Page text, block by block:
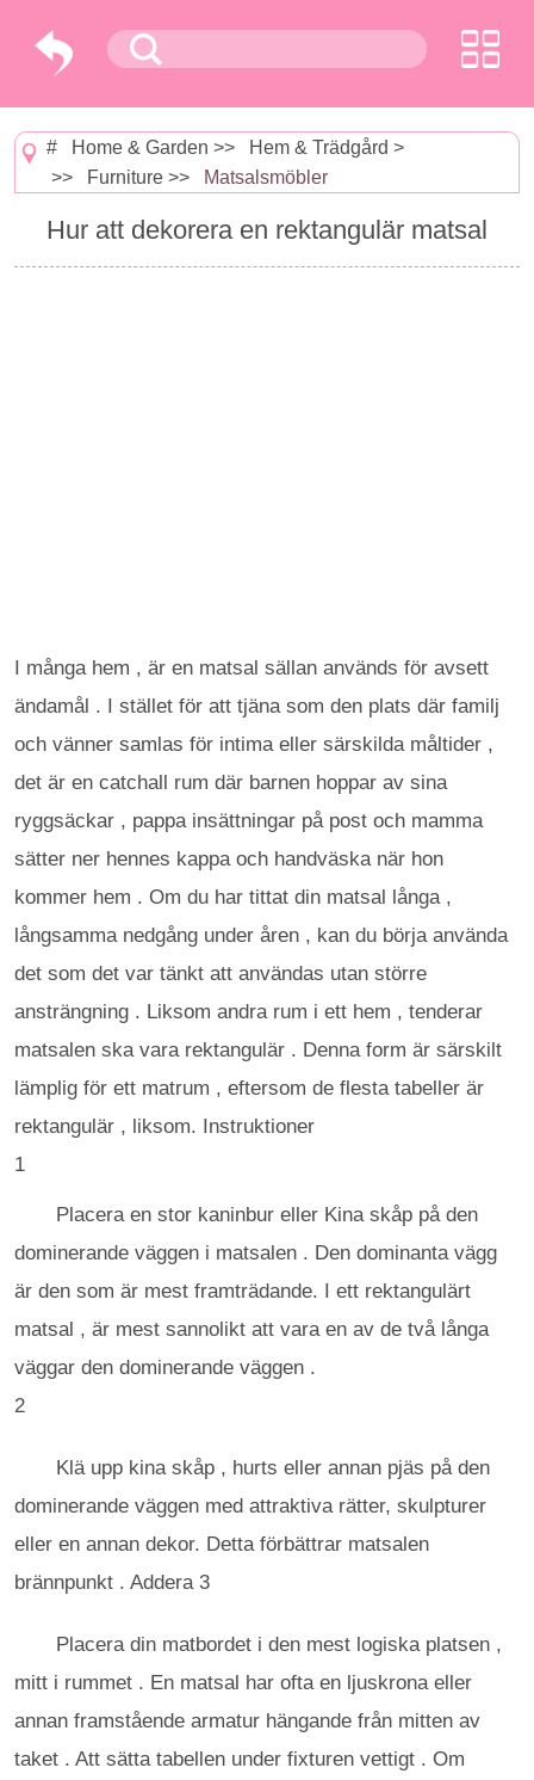
# Home & Garden >> Hem & Trädgård >
>>
Furniture >> Matsalsmöbler
Hur att dekorera en rektangulär matsal
I många hem , är en matsal sällan används för avsett
ändamål . I stället för att tjäna som den plats där familj
och vänner samlas för intima eller särskilda måltider ,
det är en catchall rum där barnen hoppar av sina
ryggsäckar , pappa insättningar på post och mamma
sätter ner hennes kappa och handväska när hon
kommer hem . Om du har tittat din matsal långa ,
långsamma nedgång under åren , kan du börja använda
det som det var tänkt att användas utan större
ansträngning . Liksom andra rum i ett hem , tenderar
matsalen ska vara rektangulär . Denna form är särskilt
lämplig för ett matrum , eftersom de flesta tabeller är
rektangulär , liksom. Instruktioner
1
Placera en stor kaninbur eller Kina skåp på den
dominerande väggen i matsalen . Den dominanta vägg
är den som är mest framträdande. I ett rektangulärt
matsal , är mest sannolikt att vara en av de två långa
väggar den dominerande väggen .
2
Klä upp kina skåp , hurts eller annan pjäs på den
dominerande väggen med attraktiva rätter, skulpturer
eller en annan dekor. Detta förbättrar matsalen
brännpunkt . Addera 3
Placera din matbordet i den mest logiska platsen ,
mitt i rummet . En matsal har ofta en ljuskrona eller
annan framstående armatur hängande från mitten av
taket . Att sätta tabellen under fixturen vettigt . Om